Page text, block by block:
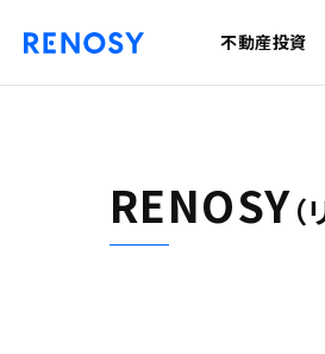
不動産投資
RENOSY